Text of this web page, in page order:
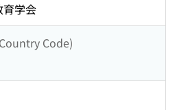
育学会
Code)